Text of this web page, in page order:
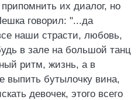
их диалог, но
говорил: "...да
наши страсти, любовь,
в зале на большой танц
ритм, жизнь, а в
выпить бутылочку вина,
девочек, этого всего